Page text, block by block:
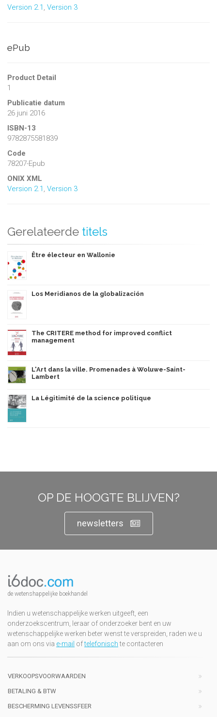
Version 2.1 , Version 3
ePub
Product Detail
1
Publicatie datum
26 juni 2016
ISBN-13
9782875581839
Code
78207-Epub
ONIX XML
Version 2.1 , Version 3
Gerelateerde titels
Être électeur en Wallonie
Los Meridianos de la globalización
The CRITERE method for improved conflict
management
L'Art dans la ville. Promenades à Woluwe-Saint-
Lambert
La Légitimité de la science politique
OP DE HOOGTE BLIJVEN?
newsletters
de wetenshappelijke boekhandel
Indien u wetenschappelijke werken uitgeeft, een
onderzoekscentrum, leraar of onderzoeker bent en uw
wetenschappelijke werken beter wenst te verspreiden, raden we u
aan om ons via e-mail oftelefonischte contacteren
VERKOOPSVOORWAARDEN
BETALING & BTW
BESCHERMING LEVENSSFEER